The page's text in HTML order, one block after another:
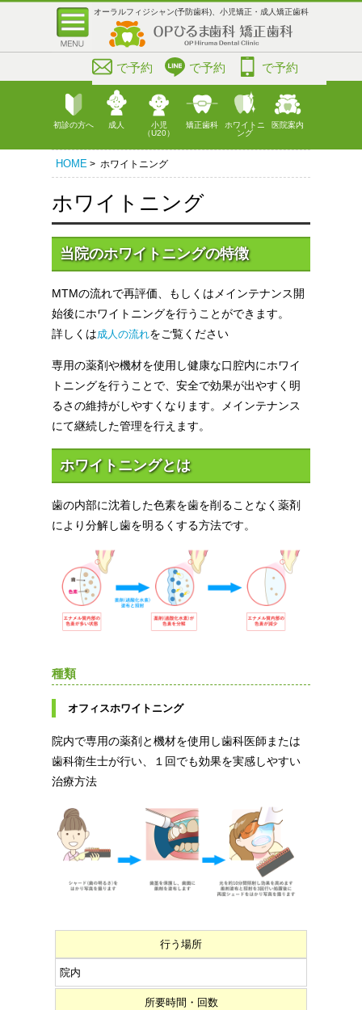
オーラルフィジシャン(予防歯科)、小児矯正・成人矯正歯科
で予約 で予約 で予約
初診の方へ 成人
小児
（U20）
矯正歯科
ホワイトニ
ング
医院案内
HOME > ホワイトニング
ホワイトニング
当院のホワイトニングの特徴
MTMの流れで再評価、もしくはメインテナンス開
始後にホワイトニングを行うことができます。
詳しくは成人の流れをご覧ください
専用の薬剤や機材を使用し健康な口腔内にホワイ
トニングを行うことで、安全で効果が出やすく明
るさの維持がしやすくなります。メインテナンス
にて継続した管理を行えます。
ホワイトニングとは
歯の内部に沈着した色素を歯を削ることなく薬剤
により分解し歯を明るくする方法です。
種類
オフィスホワイトニング
院内で専用の薬剤と機材を使用し歯科医師または
歯科衛生士が行い、１回でも効果を実感しやすい
治療方法
行う場所
院内
所要時間・回数